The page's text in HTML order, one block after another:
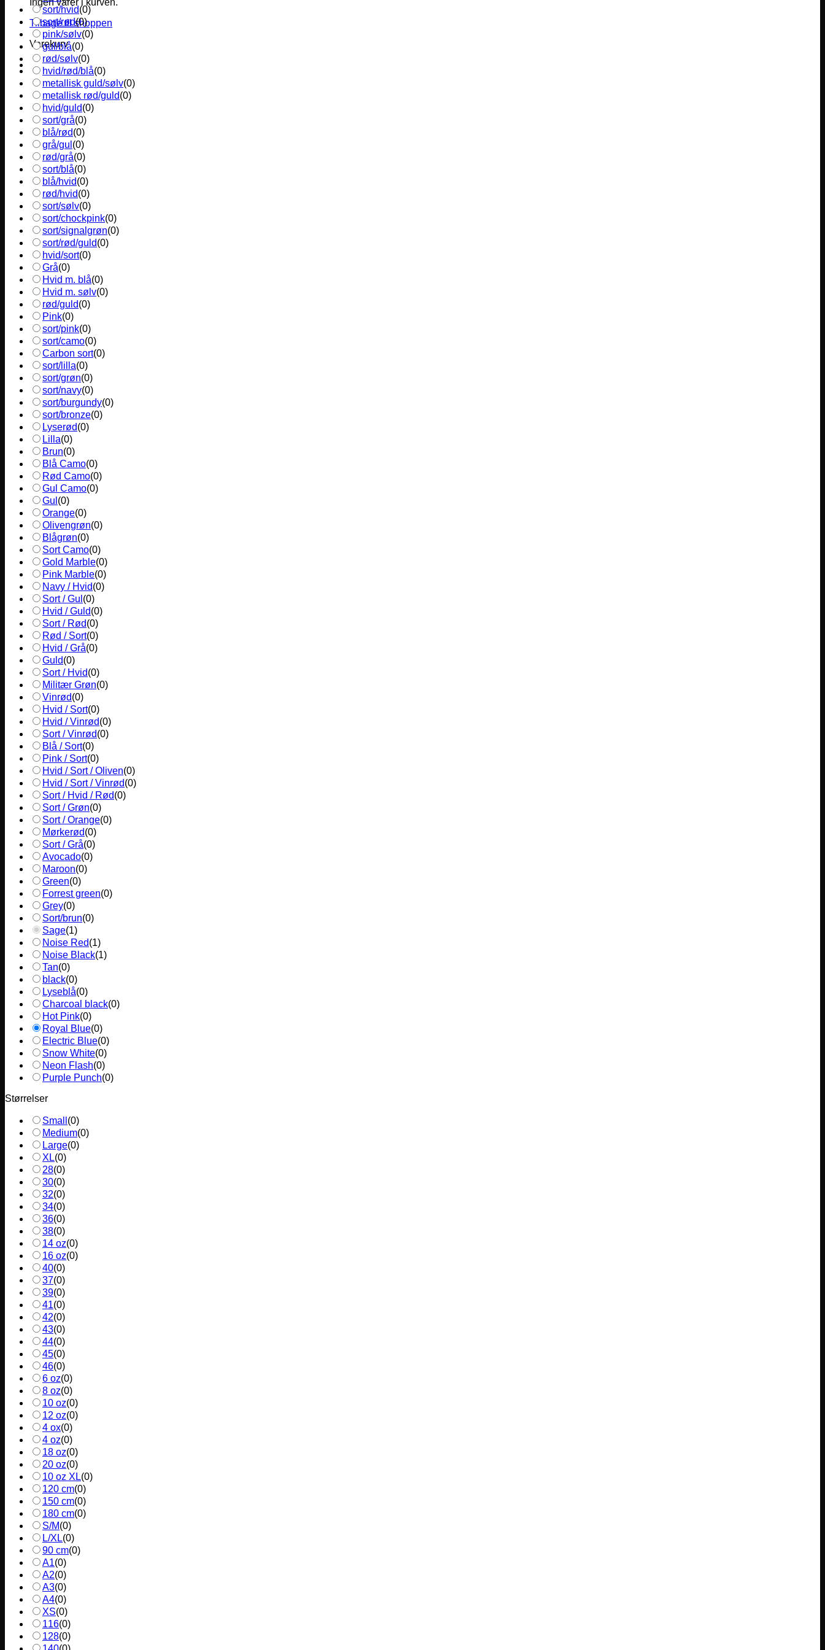
Ingen varer i kurven.
Tilbage til shoppen
Varekurv
sort/hvid(0)
sort/rød(0)
pink/sølv(0)
gul/blå(0)
rød/sølv(0)
hvid/rød/blå(0)
metallisk guld/sølv(0)
metallisk rød/guld(0)
hvid/guld(0)
sort/grå(0)
blå/rød(0)
grå/gul (0)
rød/grå(0)
sort/blå(0)
blå/hvid(0)
rød/hvid(0)
sort/sølv(0)
sort/chockpink(0)
sort/signalgrøn(0)
sort/rød/guld(0)
hvid/sort(0)
Grå(0)
Hvid m. blå(0)
Hvid m. sølv(0)
rød/guld(0)
Pink(0)
sort/pink(0)
sort/camo(0)
Carbon sort(0)
sort/lilla(0)
sort/grøn(0)
sort/navy(0)
sort/burgundy(0)
sort/bronze(0)
Lyserød(0)
Lilla(0)
Brun(0)
Blå Camo(0)
Rød Camo(0)
Gul Camo(0)
Gul (0)
Orange(0)
Olivengrøn(0)
Blågrøn(0)
Sort Camo(0)
Gold Marble(0)
Pink Marble(0)
Navy / Hvid(0)
Sort / Gul (0)
Hvid / Guld(0)
Sort / Rød(0)
Rød / Sort(0)
Hvid / Grå(0)
Guld(0)
Sort / Hvid(0)
Militær Grøn(0)
Vinrød(0)
Hvid / Sort(0)
Hvid / Vinrød(0)
Sort / Vinrød(0)
Blå / Sort(0)
Pink / Sort(0)
Hvid / Sort / Oliven(0)
Hvid / Sort / Vinrød(0)
Sort / Hvid / Rød(0)
Sort / Grøn(0)
Sort / Orange(0)
Mørkerød(0)
Sort / Grå(0)
Avocado(0)
Maroon(0)
Green(0)
Forrest green(0)
Grey(0)
Sort/brun(0)
Sage(1)
Noise Red(1)
Noise Black(1)
Tan(0)
black(0)
Lyseblå(0)
Charcoal black(0)
Hot Pink(0)
Royal Blue(0)
Electric Blue(0)
Snow White(0)
Neon Flash(0)
Purple Punch(0)
Størrelser
Small (0)
Medium(0)
Large(0)
XL(0)
28(0)
30(0)
32(0)
34(0)
36(0)
38(0)
14 oz(0)
16 oz(0)
40(0)
37(0)
39(0)
41(0)
42(0)
43(0)
44(0)
45(0)
46(0)
6 oz(0)
8 oz(0)
10 oz(0)
12 oz(0)
4 ox(0)
4 oz(0)
18 oz(0)
20 oz(0)
10 oz XL(0)
120 cm(0)
150 cm(0)
180 cm(0)
S/M(0)
L/XL(0)
90 cm(0)
A1(0)
A2(0)
A3(0)
A4(0)
XS(0)
116(0)
128(0)